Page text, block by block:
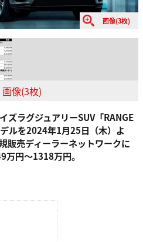
画像(3枚)
画像(3枚)
ズラグジュアリーSUV「RANGE
ルを2024年1月25日（木）よ
販売ディーラーネットワークに
万円～1318万円。